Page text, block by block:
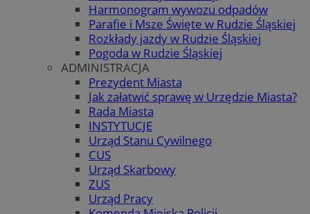
Harmonogram wywozu odpadów
Parafie i Msze Święte w Rudzie Śląskiej
Rozkłady jazdy w Rudzie Śląskiej
Pogoda w Rudzie Śląskiej
ADMINISTRACJA
Prezydent Miasta
Jak załatwić sprawę w Urzędzie Miasta?
Rada Miasta
INSTYTUCJE
Urząd Stanu Cywilnego
CUS
Urząd Skarbowy
ZUS
Urząd Pracy